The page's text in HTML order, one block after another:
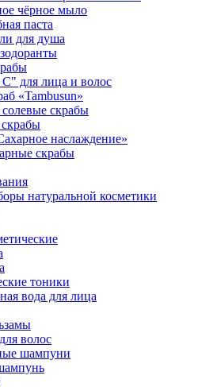
чёрное мыло
паста
для душа
для лица и волос
«Tambusun»
скрабы
наслаждение»
скрабы
натуральной косметики
тоники
вода для лица
волос
шампуни